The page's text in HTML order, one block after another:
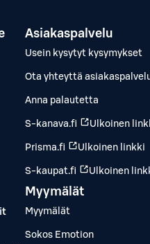
Asiakaspalvelu
Usein kysytyt kysymykset
Ota yhteyttä
Anna palautetta
S-kanava.fi Ulkoinen
Prisma.fi Ulkoinen linkki
S-kaupat.fi Ulkoinen
Myymälät
Myymälät
Sokos Emotion